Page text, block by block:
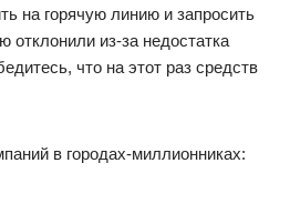
на горячую линию и запросить
отклонили из-за недостатка
что на этот раз средств
в городах-миллионниках: